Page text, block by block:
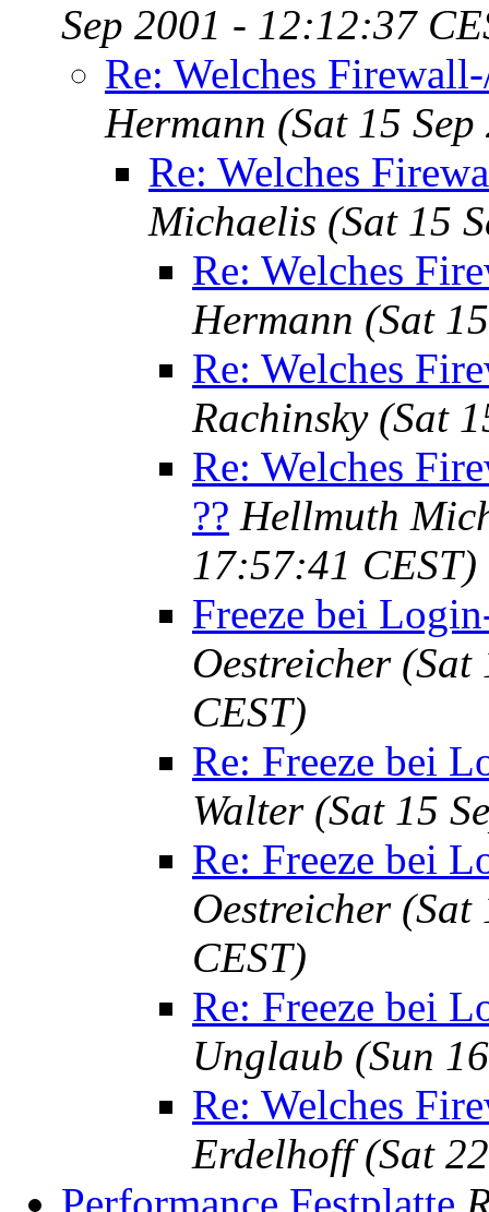
Sep 2001 - 12:12:37
Re: Welches
Hermann (Sat 15
Re: Welches
Michaelis (Sat 15
Re: Welches
Hermann (Sat
Re: Welches
Rachinsky (Sat
Re: Welches
?? Hellmuth
17:57:41 CEST)
Freeze bei
Oestreicher (Sat
CEST)
Re: Freeze bei
Walter (Sat 15
Re: Freeze bei
Oestreicher (Sat
CEST)
Re: Freeze bei
Unglaub (Sun
Re: Welches
Erdelhoff (Sat